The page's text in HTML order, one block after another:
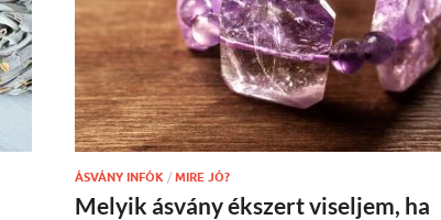
ÁSVÁNY INFÓK / MIRE JÓ?
Melyik ásvány ékszert viseljem, ha